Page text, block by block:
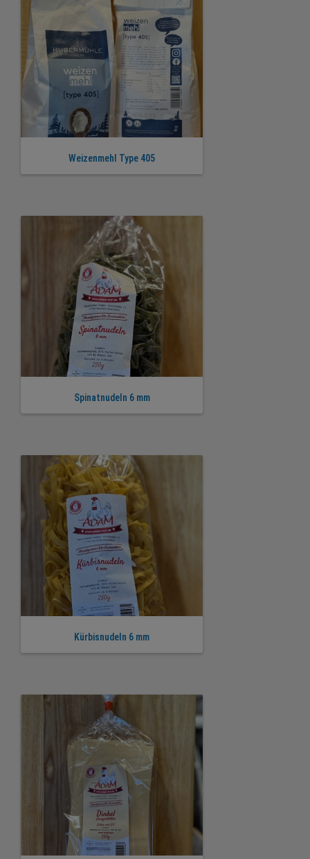
Weizenmehl Type 405
Spinatnudeln 6 mm
Kürbisnudeln 6 mm